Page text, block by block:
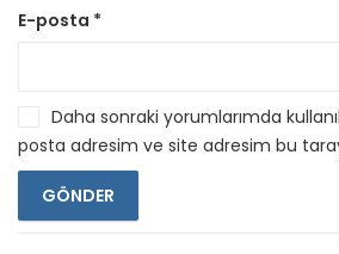
E-posta *
Daha sonraki yorumlarımda
posta adresim ve site adresim bu